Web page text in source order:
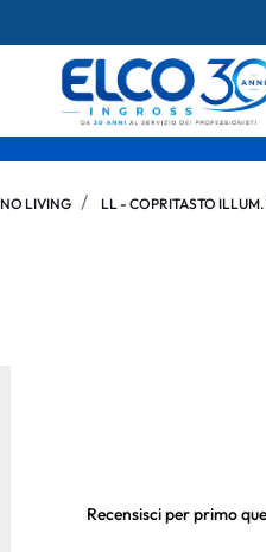
LIVING LL - COPRITASTO ILLUM.
Recensisci per primo